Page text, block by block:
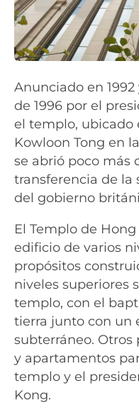
Anunciado en
de 1996 por el
el templo, ubicado
Kowloon Tong en
se abrió poco más
transferencia de la
del gobierno
El Templo de
edificio de varios
propósitos
niveles superiores
templo, con el
tierra junto con un
subterráneo. Otros
y apartamentos
templo y el
Kong.